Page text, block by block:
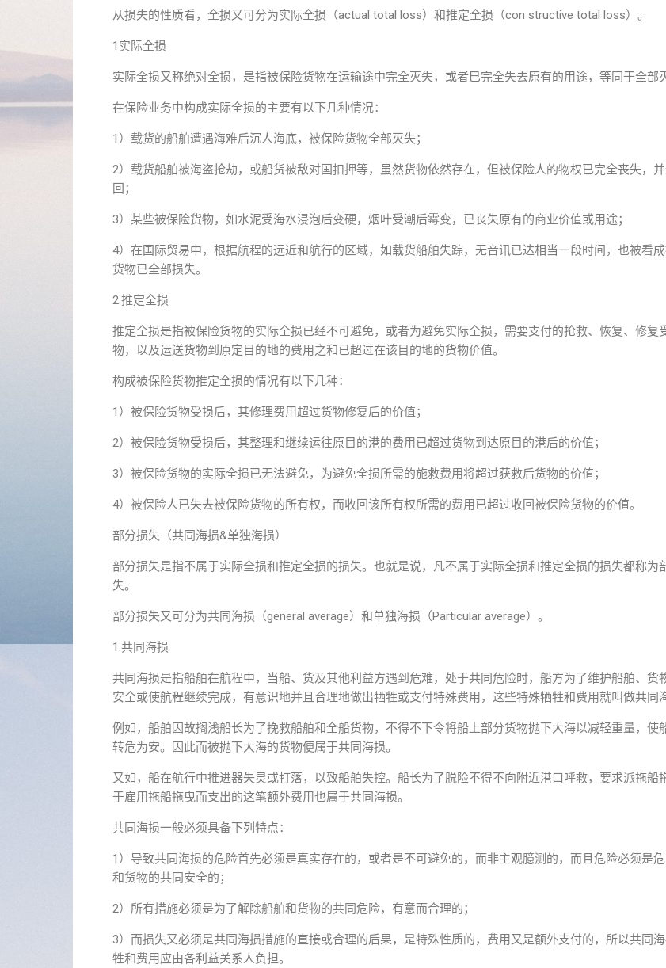
从损失的性质看，全损又可分为实际全损（actual total loss）和推定全损（con structive total loss）。
1实际全损
实际全损又称绝对全损，是指被保险货物在运输途中完全灭失，或者巳完全失去原有的用途，等同于全部
在保险业务中构成实际全损的主要有以下几种情况：
1）载货的船舶遭遇海难后沉人海底，被保险货物全部灭失；
2）载货船舶被海盗抢劫，或船货被敌对国扣押等，虽然货物依然存在，但被保险人的物权已完全丧失，
回；
3）某些被保险货物，如水泥受海水浸泡后变硬，烟叶受潮后霉变，已丧失原有的商业价值或用途；
4）在国际贸易中，根据航程的远近和航行的区域，如载货船舶失踪，无音讯已达相当一段时间，也被看
货物已全部损失。
2.推定全损
推定全损是指被保险货物的实际全损已经不可避免，或者为避免实际全损，需要支付的抢救、恢复、修复
物，以及运送货物到原定目的地的费用之和已超过在该目的地的货物价值。
构成被保险货物推定全损的情况有以下几种：
1）被保险货物受损后，其修理费用超过货物修复后的价值；
2）被保险货物受损后，其整理和继续运往原目的港的费用已超过货物到达原目的港后的价值；
3）被保险货物的实际全损已无法避免，为避免全损所需的施救费用将超过获救后货物的价值；
4）被保险人已失去被保险货物的所有权，而收回该所有权所需的费用已超过收回被保险货物的价值。
部分损失（共同海损&单独海损）
部分损失是指不属于实际全损和推定全损的损失。也就是说，凡不属于实际全损和推定全损的损失都称为
失。
部分损失又可分为共同海损（general average）和单独海损（Particular average）。
1.共同海损
共同海损是指船舶在航程中，当船、货及其他利益方遇到危难，处于共同危险时，船方为了维护船舶、货
安全或使航程继续完成，有意识地并且合理地做出牺牲或支付特殊费用，这些特殊牺牲和费用就叫做共同
例如，船舶因故搁浅船长为了挽救船舶和全船货物，不得不下令将船上部分货物抛下大海以减轻重量，使
转危为安。因此而被抛下大海的货物便属于共同海损。
又如，船在航行中推进器失灵或打落，以致船舶失控。船长为了脱险不得不向附近港口呼救，要求派拖船
于雇用拖船拖曳而支出的这笔额外费用也属于共同海损。
共同海损一般必须具备下列特点：
1）导致共同海损的危险首先必须是真实存在的，或者是不可避免的，而非主观臆测的，而且危险必须是
和货物的共同安全的；
2）所有措施必须是为了解除船舶和货物的共同危险，有意而合理的；
3）而损失又必须是共同海损措施的直接或合理的后果，是特殊性质的，费用又是额外支付的，所以共同
牲和费用应由各利益关系人负担。